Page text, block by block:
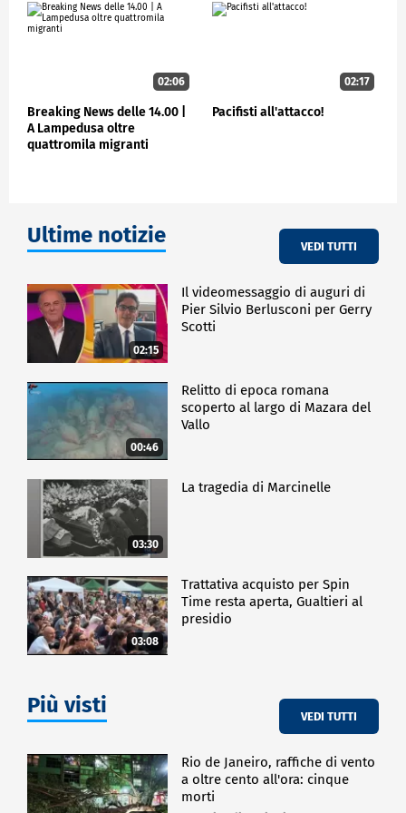
della Staffetta per la pace, che domenica 7 maggio
ha coinvolto diverse città, da Aosta a Lampedusa.
dimensioni debba essere rappresentata soprattutto
dal punto di vista dei telegiornali e mai come oggi i
telegiornali, soprattutto del servizio pubblico, ma in
generale i telegiornali, rappresentano un pensiero
uniforme", ha concluso.
02:06
Breaking News delle 14.00 |
A Lampedusa oltre
quattromila migranti
02:17
Pacifisti all'attacco!
Ultime notizie VEDI TUTTI
02:15
Il videomessaggio di auguri di
Pier Silvio Berlusconi per Gerry
Scotti
00:46
Relitto di epoca romana
scoperto al largo di Mazara del
Vallo
03:30
La tragedia di Marcinelle
03:08
Trattativa acquisto per Spin
Time resta aperta, Gualtieri al
presidio
Più visti VEDI TUTTI
Rio de Janeiro, raffiche di vento
a oltre cento all'ora: cinque
morti